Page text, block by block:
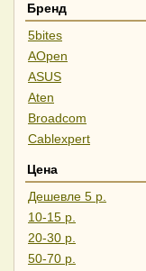
Бренд
5bites
AOpen
ASUS
Aten
Broadcom
Cablexpert
D-Link
Digitus
Edge-Core
Falcon Eye
Gembird
Цена
Дешевле 5 р.
10-15 р.
20-30 р.
50-70 р.